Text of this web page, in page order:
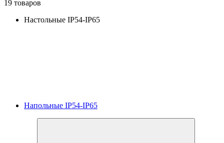
19 товаров
Настольные IP54-IP65
Напольные IP54-IP65